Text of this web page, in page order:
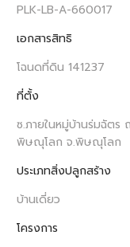
PLK-LB-A-660017
เอกสารสิทธิ
โฉนดที่ดิน 141237
ที่ตั้ง
ซ.ภายในหมู่บ้านร่มฉัตร
พิษณุโลก จ.พิษณุโลก
ประเภทสิ่งปลูกสร้าง
บ้านเดี่ยว
โครงการ